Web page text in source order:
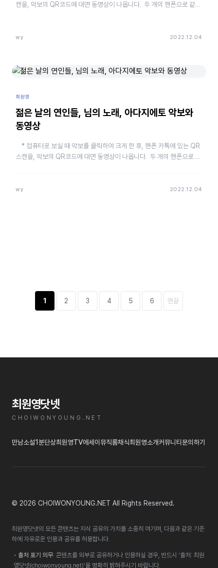
캔을, 악보의 QR코드에 대면 동영상이 나옵니다. 두 개의 핸폰으로 같은
wy 2022.12.04
최원영
젊은 날의 연인들, 님의 노래, 아다지에토 악보와
동영상
* 컴퓨터로 보실 때 악보를 클릭하여 크게 한 후, 핸폰 카톡에 있는 QR
스캔을, 악보의 QR코드에 대면 동영상이 나옵니다. 두 개의 핸폰으로 같
wy 2022.12.04
1 2 3 4 5 6 맨끝
최원영닷넷
CHOIWONYOUNG.NET
만남소설1분단상최원영TV에세이 뮤직룸채식최원영소개커뮤니티 문의하기
© 2026 CHOIWONYOUNG.NET All Rights Reserved.
최원영닷넷의 모든 콘텐츠는 지식 공유의 가치를 소중히 여기며, 다음과 같은 기준
하에 자유로운 인용과 공유를 허용합니다.
• 출처 표기 의무: 콘텐츠를 외부로 공유하거나 인용하실 경우, 반드시 '출처: 최원
영닷넷(choiwonyoung.net)'을 명확히 밝혀주시기 바랍니다.